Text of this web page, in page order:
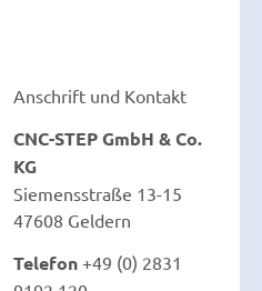
Anschrift und Kontakt
CNC-STEP GmbH & Co.
KG
Siemensstraße 13-15
47608 Geldern
Telefon +49 (0) 2831